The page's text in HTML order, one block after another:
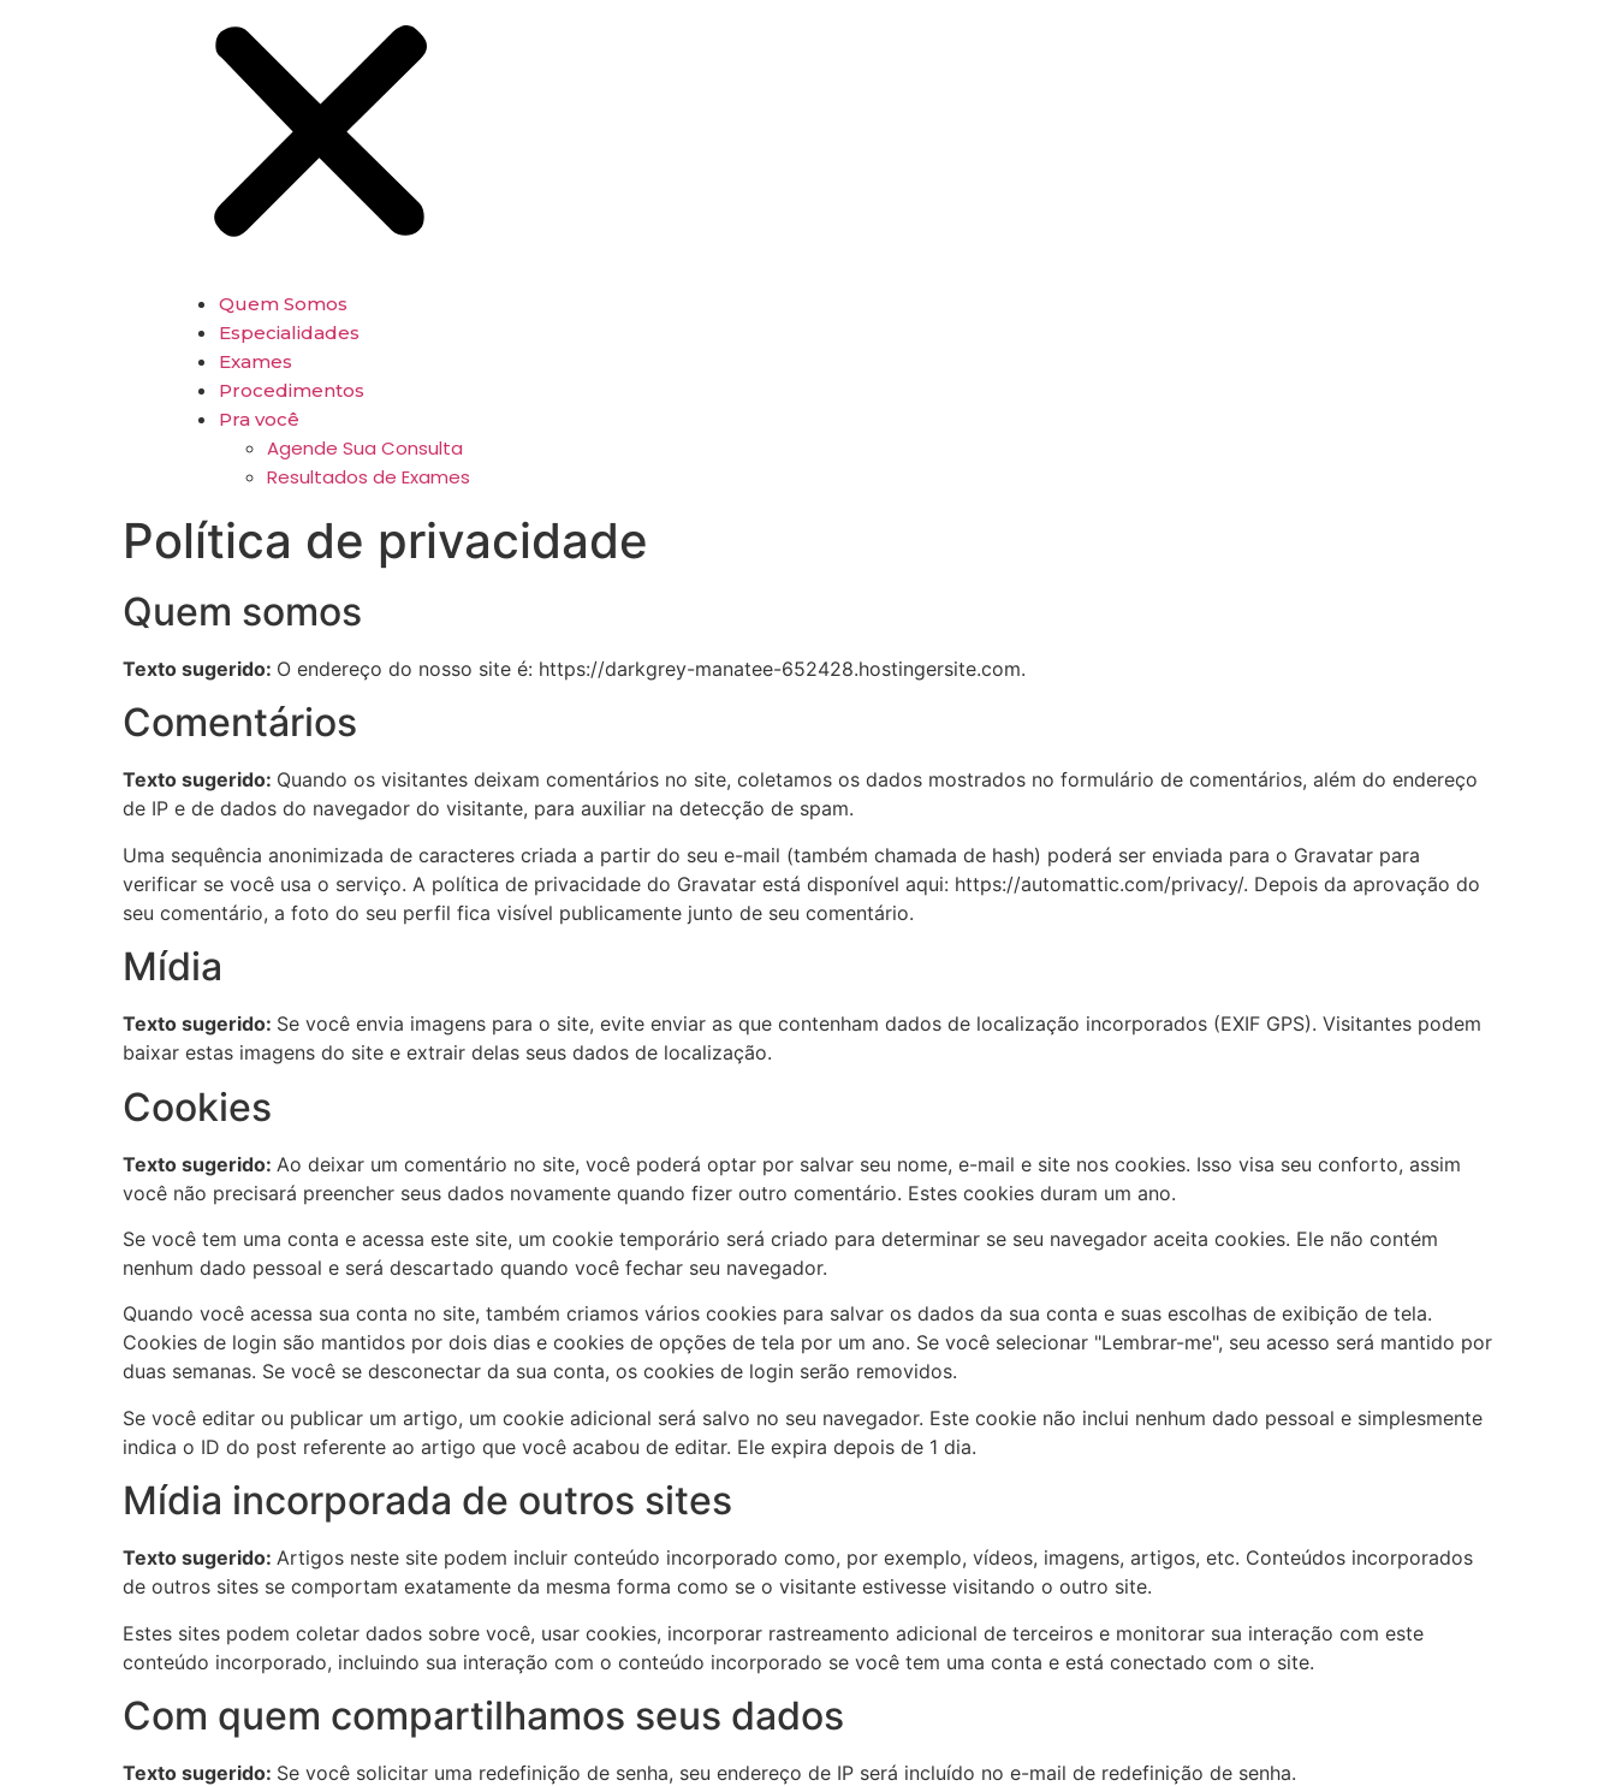
Quem Somos
Especialidades
Exames
Procedimentos
Pra você
Agende Sua Consulta
Resultados de Exames
Política de privacidade
Quem somos
Texto sugerido: O endereço do nosso site é: https://darkgrey-manatee-652428.hostingersite.com.
Comentários
Texto sugerido: Quando os visitantes deixam comentários no site, coletamos os dados mostrados no formulário de comentários, além do endereço
de IP e de dados do navegador do visitante, para auxiliar na detecção de spam.
Uma sequência anonimizada de caracteres criada a partir do seu e-mail (também chamada de hash) poderá ser enviada para o Gravatar para
verificar se você usa o serviço. A política de privacidade do Gravatar está disponível aqui: https://automattic.com/privacy/. Depois da aprovação do
seu comentário, a foto do seu perfil fica visível publicamente junto de seu comentário.
Mídia
Texto sugerido: Se você envia imagens para o site, evite enviar as que contenham dados de localização incorporados (EXIF GPS). Visitantes podem
baixar estas imagens do site e extrair delas seus dados de localização.
Cookies
Texto sugerido: Ao deixar um comentário no site, você poderá optar por salvar seu nome, e-mail e site nos cookies. Isso visa seu conforto, assim
você não precisará preencher seus dados novamente quando fizer outro comentário. Estes cookies duram um ano.
Se você tem uma conta e acessa este site, um cookie temporário será criado para determinar se seu navegador aceita cookies. Ele não contém
nenhum dado pessoal e será descartado quando você fechar seu navegador.
Quando você acessa sua conta no site, também criamos vários cookies para salvar os dados da sua conta e suas escolhas de exibição de tela.
Cookies de login são mantidos por dois dias e cookies de opções de tela por um ano. Se você selecionar "Lembrar-me", seu acesso será mantido por
duas semanas. Se você se desconectar da sua conta, os cookies de login serão removidos.
Se você editar ou publicar um artigo, um cookie adicional será salvo no seu navegador. Este cookie não inclui nenhum dado pessoal e simplesmente
indica o ID do post referente ao artigo que você acabou de editar. Ele expira depois de 1 dia.
Mídia incorporada de outros sites
Texto sugerido: Artigos neste site podem incluir conteúdo incorporado como, por exemplo, vídeos, imagens, artigos, etc. Conteúdos incorporados
de outros sites se comportam exatamente da mesma forma como se o visitante estivesse visitando o outro site.
Estes sites podem coletar dados sobre você, usar cookies, incorporar rastreamento adicional de terceiros e monitorar sua interação com este
conteúdo incorporado, incluindo sua interação com o conteúdo incorporado se você tem uma conta e está conectado com o site.
Com quem compartilhamos seus dados
Texto sugerido: Se você solicitar uma redefinição de senha, seu endereço de IP será incluído no e-mail de redefinição de senha.